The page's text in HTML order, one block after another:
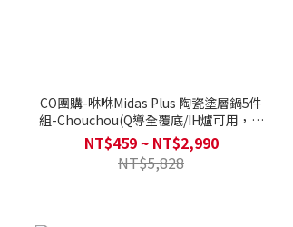
CO團購-咻咻Midas Plus 陶瓷塗層鍋5件
組-Chouchou(Q導全覆底/IH爐可用，不
挑爐具)送矽膠湯勺+矽膠鍋鏟(款式隨機)
NT$459 ~ NT$2,990
NT$5,828